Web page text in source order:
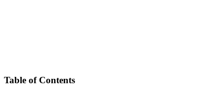
Table of Contents